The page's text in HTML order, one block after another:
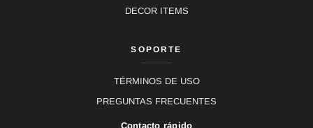
DECOR ITEMS
SOPORTE
TÉRMINOS DE USO
PREGUNTAS FRECUENTES
Contacto rápido